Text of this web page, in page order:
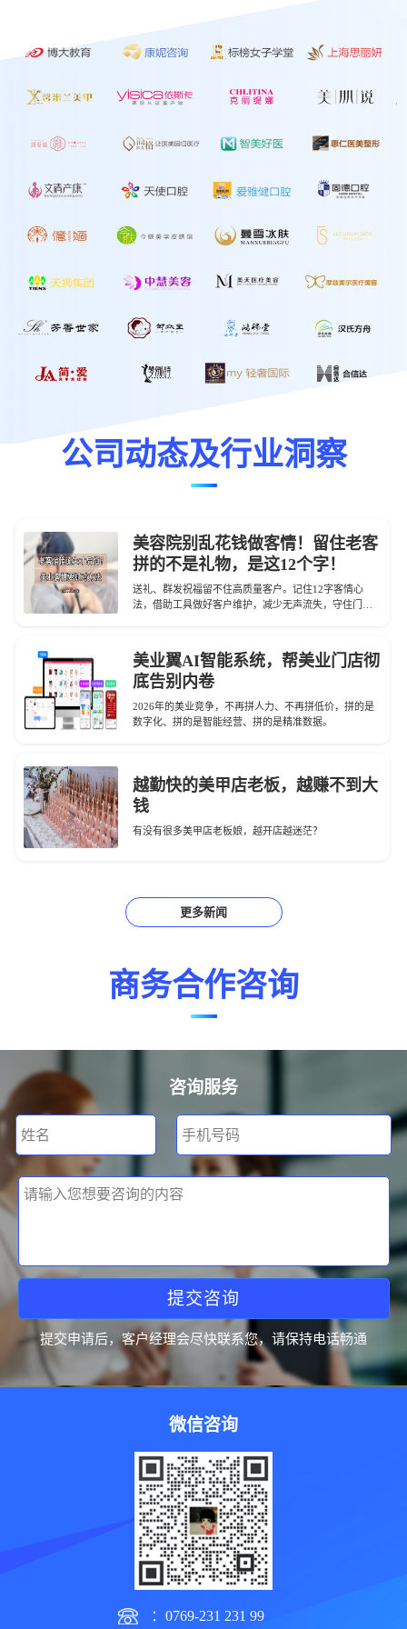
公司动态及行业洞察
美容院别乱花钱做客情！留住老客
拼的不是礼物，是这12个字！
送礼、群发祝福留不住高质量客户。记住12字客情心
法，借助工具做好客户维护，减少无声流失，守住门店
美业翼AI智能系统，帮美业门店彻
底告别内卷
2026年的美业竞争，不再拼人力、不再拼低价，拼的是
数字化、拼的是智能经营、拼的是精准数据。
越勤快的美甲店老板，越赚不到大
钱
有没有很多美甲店老板娘，越开店越迷茫？
更多新闻
商务合作咨询
咨询服务
姓名 手机号码
请输入您想要咨询的内容
提交咨询
提交申请后，客户经理会尽快联系您，请保持电话畅通
微信咨询
：0769-231 231 99